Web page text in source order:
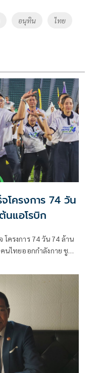
อนุทิน ไทย
โครงการ 74 วัน
นแอโรบิก
โครงการ 74 วัน 74 ล้าน
นไทยออกกำลังกาย ชู